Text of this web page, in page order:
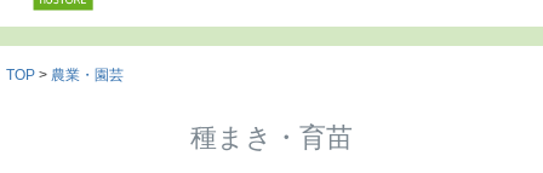
TOP 農業・園芸
種まき・育苗